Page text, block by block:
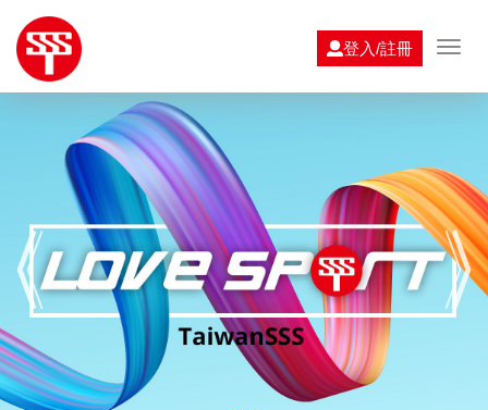
登入/註冊